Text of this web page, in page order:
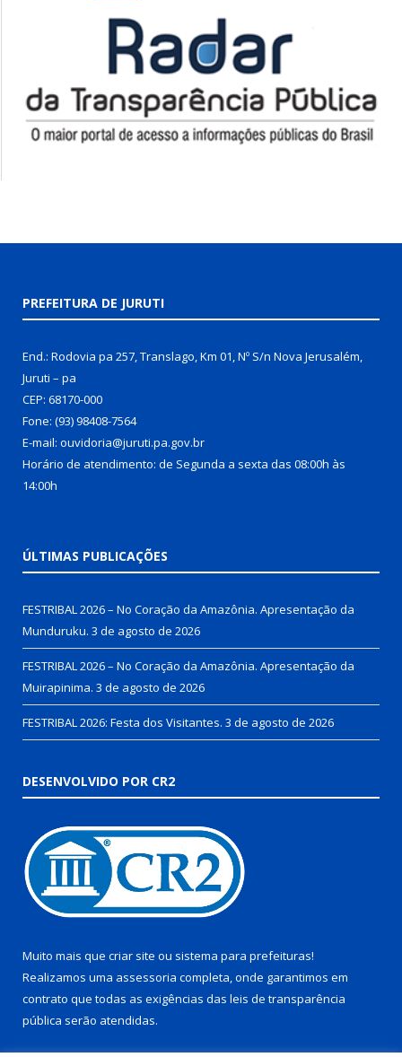
PREFEITURA DE JURUTI
End.: Rodovia pa 257, Translago, Km 01, Nº S/n Nova Jerusalém,
Juruti – pa
CEP: 68170-000
Fone: (93) 98408-7564
E-mail: ouvidoria@juruti.pa.gov.br
Horário de atendimento: de Segunda a sexta das 08:00h às
14:00h
ÚLTIMAS PUBLICAÇÕES
FESTRIBAL 2026 – No Coração da Amazônia. Apresentação da
Munduruku. 3 de agosto de 2026
FESTRIBAL 2026 – No Coração da Amazônia. Apresentação da
Muirapinima. 3 de agosto de 2026
FESTRIBAL 2026: Festa dos Visitantes. 3 de agosto de 2026
DESENVOLVIDO POR CR2
Muito mais que criar site ou sistema para prefeituras!
Realizamos uma assessoria completa, onde garantimos em
contrato que todas as exigências das leis de transparência
pública serão atendidas.